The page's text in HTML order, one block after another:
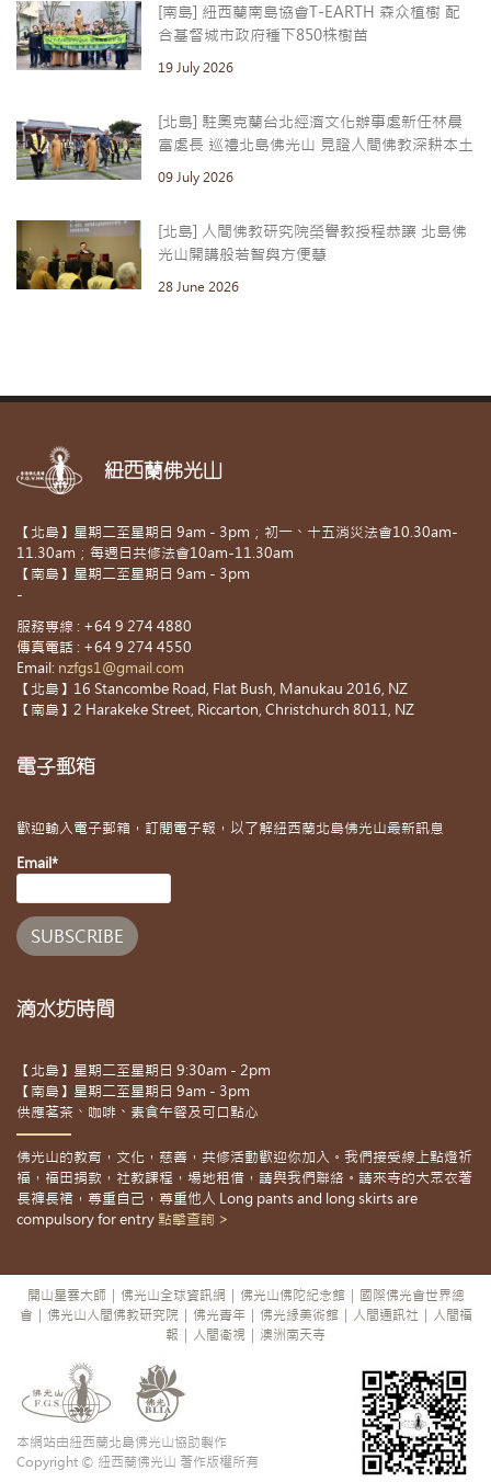
[南島] 紐西蘭南島協會T-EARTH 森众植樹 配
合基督城市政府種下850株樹苗
19 July 2026
[北島] 駐奧克蘭台北經濟文化辦事處新任林晨
富處長 巡禮北島佛光山 見證人間佛教深耕本土
09 July 2026
[北島] 人間佛教研究院榮譽教授程恭讓 北島佛
光山開講般若智與方便慧
28 June 2026
紐西蘭佛光山
【北島】星期二至星期日 9am - 3pm；初一、十五消災法會10.30am-
11.30am；每週日共修法會10am-11.30am
【南島】星期二至星期日 9am - 3pm
-
服務專線 : +64 9 274 4880
傳真電話 : +64 9 274 4550
Email: nzfgs1@gmail.com
【北島】16 Stancombe Road, Flat Bush, Manukau 2016, NZ
【南島】2 Harakeke Street, Riccarton, Christchurch 8011, NZ
電子郵箱
歡迎輸入電子郵箱，訂閱電子報，以了解紐西蘭北島佛光山最新訊息
Email*
滴水坊時間
【北島】星期二至星期日 9:30am - 2pm
【南島】星期二至星期日 9am - 3pm
供應茗茶、咖啡、素食午餐及可口點心
佛光山的教育，文化，慈善，共修活動歡迎你加入。我們接受線上點燈祈
福，福田捐款，社教課程，場地租借，請與我們聯絡。請來寺的大眾衣著
長褲長裙，尊重自己，尊重他人 Long pants and long skirts are
compulsory for entry 點擊查詢 >
開山星雲大師 佛光山全球資訊網 佛光山佛陀紀念館
國際佛光會世界總
會
佛光山人間佛教研究院 佛光青年 佛光緣美術館 人間通訊社
人間福
報
人間衛視 澳洲南天寺
本網站由紐西蘭北島佛光山協助製作
Copyright © 紐西蘭佛光山 著作版權所有